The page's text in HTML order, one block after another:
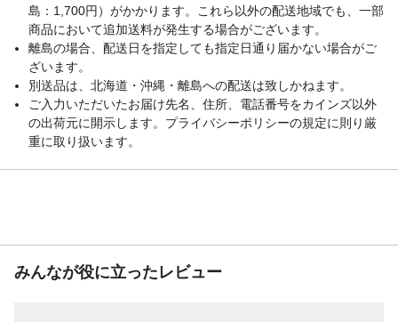
島：1,700円）がかかります。これら以外の配送地域でも、一部
商品において追加送料が発生する場合がございます。
離島の場合、配送日を指定しても指定日通り届かない場合がご
ざいます。
別送品は、北海道・沖縄・離島への配送は致しかねます。
ご入力いただいたお届け先名、住所、電話番号をカインズ以外
の出荷元に開示します。プライバシーポリシーの規定に則り厳
重に取り扱います。
みんなが役に立ったレビュー